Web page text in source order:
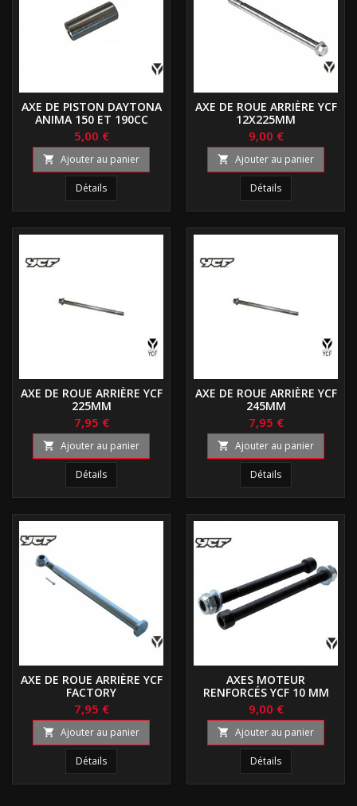
AXE DE PISTON DAYTONA
ANIMA 150 ET 190CC
5,00 €
 Ajouter au panier
Détails
AXE DE ROUE ARRIÈRE YCF
12X225MM
9,00 €
 Ajouter au panier
Détails
AXE DE ROUE ARRIÈRE YCF
225MM
7,95 €
 Ajouter au panier
Détails
AXE DE ROUE ARRIÈRE YCF
245MM
7,95 €
 Ajouter au panier
Détails
AXE DE ROUE ARRIÈRE YCF
FACTORY
7,95 €
 Ajouter au panier
Détails
AXES MOTEUR
RENFORCÉS YCF 10 MM
9,00 €
 Ajouter au panier
Détails